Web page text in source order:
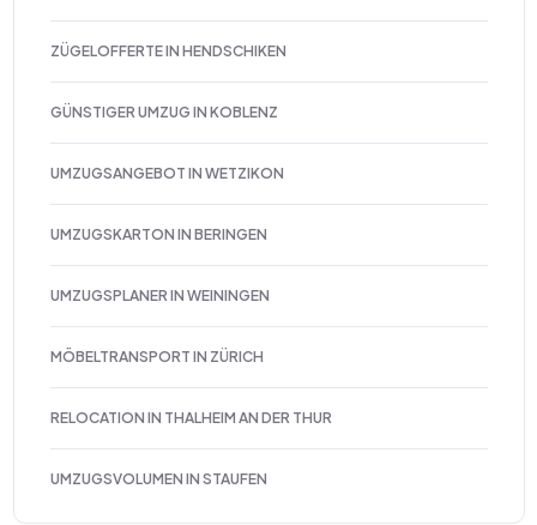
ZÜGELOFFERTE IN HENDSCHIKEN
GÜNSTIGER UMZUG IN KOBLENZ
UMZUGSANGEBOT IN WETZIKON
UMZUGSKARTON IN BERINGEN
UMZUGSPLANER IN WEININGEN
MÖBELTRANSPORT IN ZÜRICH
RELOCATION IN THALHEIM AN DER THUR
UMZUGSVOLUMEN IN STAUFEN